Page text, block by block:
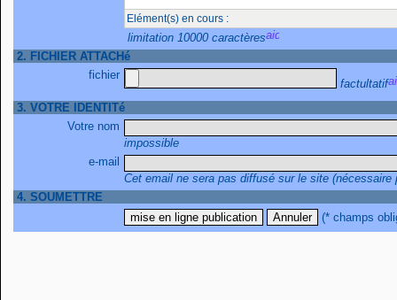
Elément(s) en cours :
limitation 10000 caractères
2. FICHIER ATTACHé
fichier
factultatif
3. VOTRE IDENTITé
Votre nom
impossible
e-mail
Cet email ne sera pas diffusé sur le site
4. SOUMETTRE
(* champs